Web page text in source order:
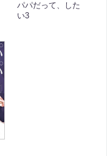
パパだって、した
い3